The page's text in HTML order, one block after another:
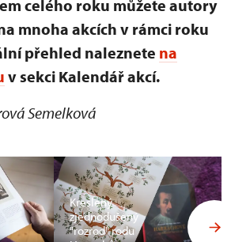
celého roku můžete autory
mnoha akcích v rámci roku
přehled naleznete na
v sekci Kalendář akcí.
Semelková
Kreslený
zjednodušený
"rozrod" rodu